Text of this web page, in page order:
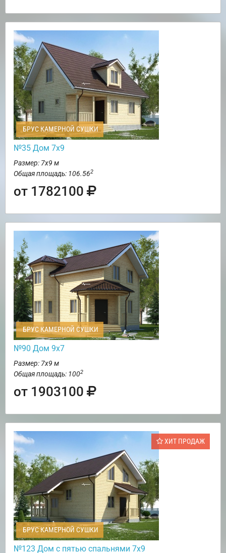
БРУС КАМЕРНОЙ СУШКИ
№35 Дом 7х9
Размер: 7х9 м
Общая площадь: 106.562
от 1782100
БРУС КАМЕРНОЙ СУШКИ
№90 Дом 9х7
Размер: 7х9 м
Общая площадь: 1002
от 1903100
ХИТ ПРОДАЖ
БРУС КАМЕРНОЙ СУШКИ
№123 Дом с пятью спальнями 7х9